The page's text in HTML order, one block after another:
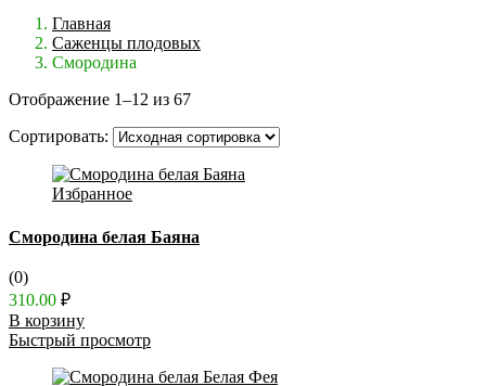
Главная
Саженцы плодовых
Смородина
Отображение 1–12 из 67
Сортировать:
Избранное
Смородина белая Баяна
(0)
310.00 ₽
В корзину
Быстрый просмотр